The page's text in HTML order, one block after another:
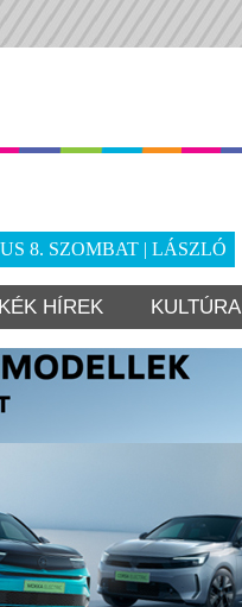
8. SZOMBAT | LÁSZLÓ
KÉK HÍREK KULTÚRA